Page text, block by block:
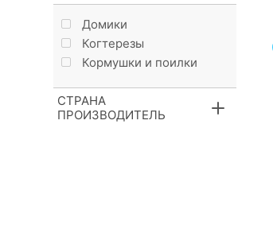
Домики
Когтерезы
Кормушки и поилки
СТРАНА
ПРОИЗВОДИТЕЛЬ